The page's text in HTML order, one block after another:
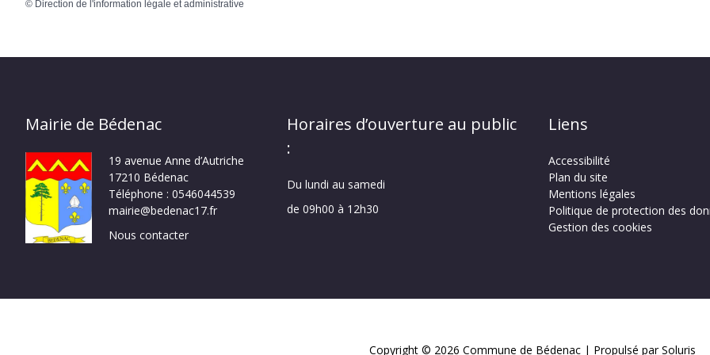
© Direction de l'information légale et administrative
Mairie de Bédenac
19 avenue Anne d’Autriche
17210 Bédenac
Téléphone : 0546044539
mairie@bedenac17.fr
Nous contacter
Horaires d’ouverture au public
:
Du lundi au samedi
de 09h00 à 12h30
Liens
Accessibilité
Plan du site
Mentions légales
Politique de protection des
Gestion des cookies
Copyright © 2026 Commune de Bédenac | Propulsé par Soluris